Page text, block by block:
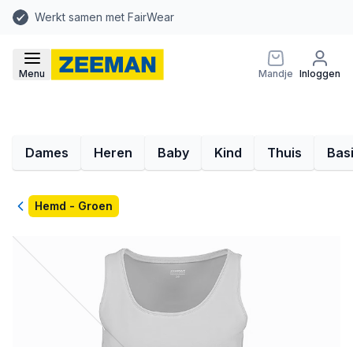
Werkt samen met FairWear
Menu Mandje Inloggen
Dames Heren Baby Kind Thuis
TerugHemd - Groen